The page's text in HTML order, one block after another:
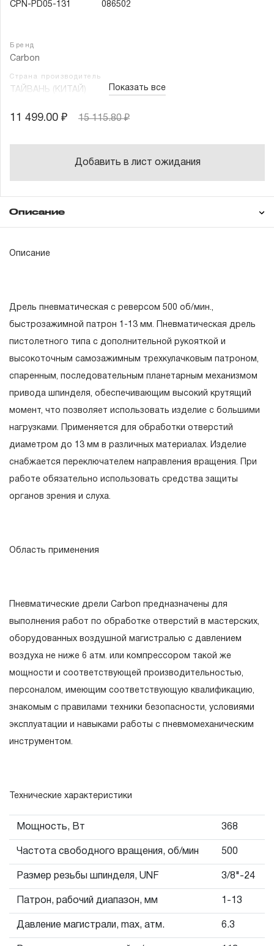
CPN-PD05-131 086502
Бренд
Carbon
Страна производитель
ТАЙВАНЬ (КИТАЙ) Показать все
11 499.00 ₽ 15 115.80 ₽
Добавить в лист ожидания
Описание
Описание
Дрель пневматическая с реверсом 500 об/мин.,
быстрозажимной патрон 1-13 мм. Пневматическая дрель
пистолетного типа с дополнительной рукояткой и
высокоточным самозажимным трехкулачковым патроном,
спаренным, последовательным планетарным механизмом
привода шпинделя, обеспечивающим высокий крутящий
момент, что позволяет использовать изделие с большими
нагрузками. Применяется для обработки отверстий
диаметром до 13 мм в различных материалах. Изделие
снабжается переключателем направления вращения. При
работе обязательно использовать средства защиты
органов зрения и слуха.
Область применения
Пневматические дрели Carbon предназначены для
выполнения работ по обработке отверстий в мастерских,
оборудованных воздушной магистралью с давлением
воздуха не ниже 6 атм. или компрессором такой же
мощности и соответствующей производительностью,
персоналом, имеющим соответствующую квалификацию,
знакомым с правилами техники безопасности, условиями
эксплуатации и навыками работы с пневмомеханическим
инструментом.
Технические характеристики
Мощность, Вт 368
Частота свободного вращения, об/мин 500
Размер резьбы шпинделя, UNF 3/8"-24
Патрон, рабочий диапазон, мм 1-13
Давление магистрали, max, атм. 6.3
1.1 Понятие «ПОЖИЗНЕННАЯ ГАРАНТИЯ» включает в
себя признание неограниченного срока поддержания
гарантийных обязательств в течение всего периода
эксплуатации изделия, а также замена или ремонт
вышедшего из строя инструмента, если при
проведении технической экспертизы было
установлено, что производитель использовал при
изготовлении изделия некачественные материалы или
нарушал технологию в процессе его производства.
1.2 «ПОЖИЗНЕННАЯ ГАРАНТИЯ» предоставляется
и хранения, применяемых для ручного слесарно-
2.1 На инструмент, имеющий в своей конструкции
КИНЕМАТИЧЕСКУЮ СХЕМУ (МЕХАНИЗМ)
распространяется понятие «ограниченной гарантии», в
связи с сокращенным сроком эксплуатации,
связанным с повышенным износом при использовании
и определен в 12-15 месяцев с начала использования
в условиях эксплуатации средней интенсивности.
2.2 При повышенной интенсивности или тяжелых
2.3 Начало гарантийного срока, начало эксплуатации
гарантийном талоне продавцом инструмента или
документе, подтверждающим факт приобретения
изделия. В отдельных случаях, при реализации
продукции на промышленные предприятия, начало
гарантийного срока может исчисляться с момента
ввода инструмента в эксплуатацию, но не более 3-х
месяцев с даты продажи.